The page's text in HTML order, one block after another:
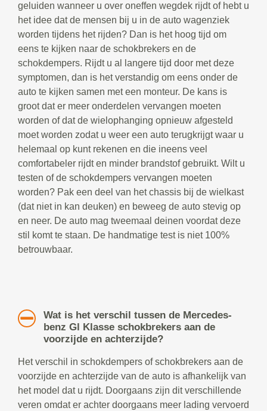
geluiden wanneer u over oneffen wegdek rijdt of hebt u
het idee dat de mensen bij u in de auto wagenziek
worden tijdens het rijden? Dan is het hoog tijd om
eens te kijken naar de schokbrekers en de
schokdempers. Rijdt u al langere tijd door met deze
symptomen, dan is het verstandig om eens onder de
auto te kijken samen met een monteur. De kans is
groot dat er meer onderdelen vervangen moeten
worden of dat de wielophanging opnieuw afgesteld
moet worden zodat u weer een auto terugkrijgt waar u
helemaal op kunt rekenen en die ineens veel
comfortabeler rijdt en minder brandstof gebruikt. Wilt u
testen of de schokdempers vervangen moeten
worden? Pak een deel van het chassis bij de wielkast
(dat niet in kan deuken) en beweeg de auto stevig op
en neer. De auto mag tweemaal deinen voordat deze
stil komt te staan. De handmatige test is niet 100%
betrouwbaar.
Wat is het verschil tussen de Mercedes-
benz Gl Klasse schokbrekers aan de
voorzijde en achterzijde?
Het verschil in schokdempers of schokbrekers aan de
voorzijde en achterzijde van de auto is afhankelijk van
het model dat u rijdt. Doorgaans zijn dit verschillende
veren omdat er achter doorgaans meer lading vervoerd